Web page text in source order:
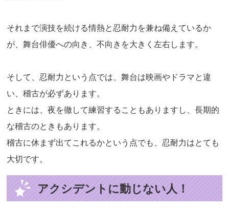
それまで演技を続ける情熱と忍耐力を兼ね備えているか
が、舞台俳優への向き、不向きを大きく左右します。
そして、忍耐力という点では、舞台は映画やドラマと違
い、稽古が必ずあります。
ときには、夜を徹して練習することもありますし、長期的
な稽古のときもあります。
稽古に休まず出てこれるかという点でも、忍耐力はとても
大切です。
アクシデントに動じない人！